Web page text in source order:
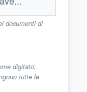
documenti di
digitato;
tutte le